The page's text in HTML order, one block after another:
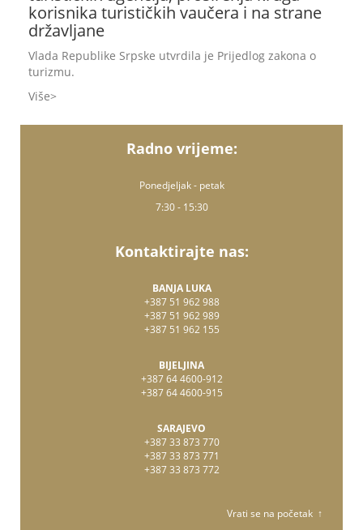
korisnika turističkih vaučera i na strane
državljane
Vlada Republike Srpske utvrdila je Prijedlog zakona o
turizmu.
Više
Radno vrijeme:
Ponedjeljak - petak
7:30 - 15:30
Kontaktirajte nas:
BANJA LUKA
+387 51 962 988
+387 51 962 989
+387 51 962 155
BIJELJINA
+387 64 4600-912
+387 64 4600-915
SARAJEVO
+387 33 873 770
+387 33 873 771
+387 33 873 772
Vrati se na početak ↑